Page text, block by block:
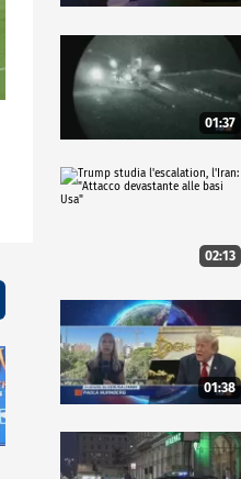
01:37
02:13
01:38